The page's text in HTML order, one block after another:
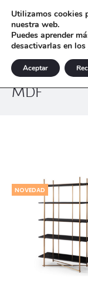
MDF
NOVEDAD
Utilizamos cookies
nuestra web.
Puedes aprender
desactivarlas en los
Aceptar